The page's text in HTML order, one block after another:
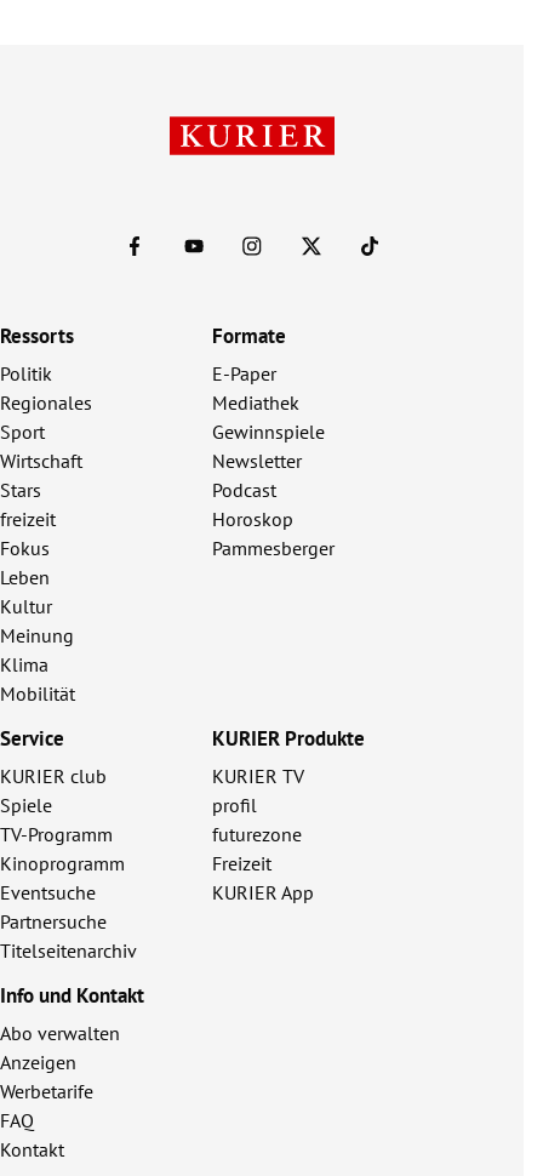
Ressorts
Politik
Regionales
Sport
Wirtschaft
Stars
freizeit
Fokus
Leben
Kultur
Meinung
Klima
Mobilität
Formate
E-Paper
Mediathek
Gewinnspiele
Newsletter
Podcast
Horoskop
Pammesberger
Service
KURIER club
Spiele
TV-Programm
Kinoprogramm
Eventsuche
Partnersuche
Titelseitenarchiv
KURIER Produkte
KURIER TV
profil
futurezone
Freizeit
KURIER App
Info und Kontakt
Abo verwalten
Anzeigen
Werbetarife
FAQ
Kontakt